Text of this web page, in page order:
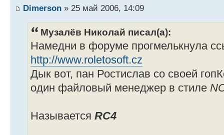
Dimerson » 25 май 2006, 14:09
Музалёв Николай писал(а):
Намедни в форуме прогмелькнула
http://www.roletosoft.cz
Дык вот, пан Ростислав со своей
один файловый менеджер в стиле
Называется RC4